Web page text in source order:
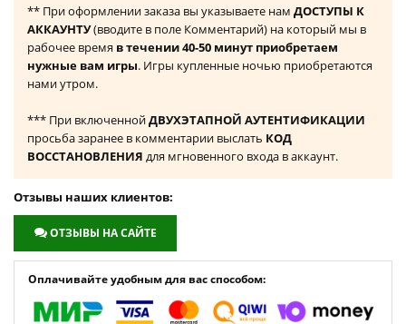
** При оформлении заказа вы указываете нам ДОСТУПЫ К
АККАУНТУ(вводите в поле Комментарий) на который мы в
рабочее время в течении 40-50 минут приобретаем
нужные вам игры. Игры купленные ночью приобретаются
нами утром.
*** При включеннойДВУХЭТАПНОЙ АУТЕНТИФИКАЦИИ
просьба заранее в комментарии выслать КОД
ВОССТАНОВЛЕНИЯ для мгновенного входа в аккаунт.
Отзывы наших клиентов:
ОТЗЫВЫ НА САЙТЕ
Оплачивайте удобным для вас способом: